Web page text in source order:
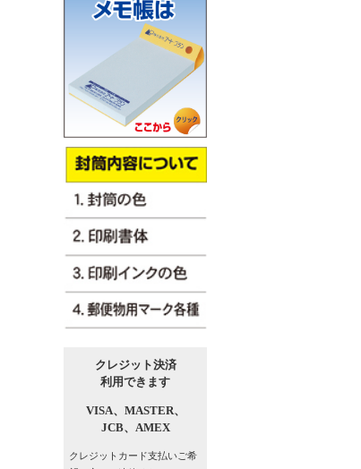
クレジット決済
利用できます
VISA、 MASTER、
JCB、 AMEX
クレジットカード支払いご希